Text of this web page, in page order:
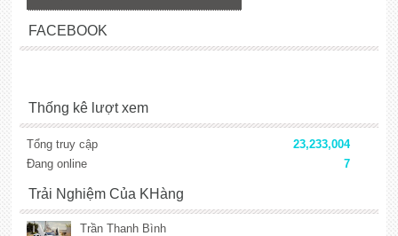
FACEBOOK
Thống kê lượt xem
Tổng truy cập
23,233,004
Đang online
7
Trải Nghiệm Của KHàng
Trần Thanh Bình